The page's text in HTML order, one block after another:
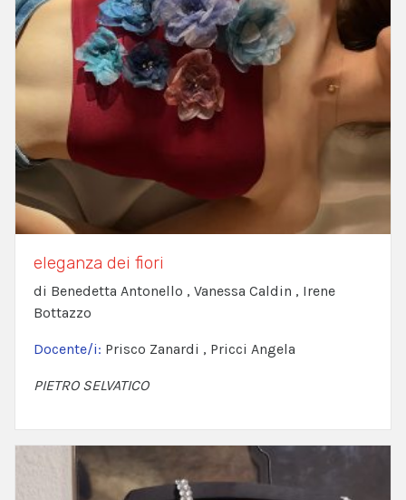
eleganza dei fiori
di Benedetta Antonello , Vanessa Caldin , Irene
Bottazzo
Docente/i: Prisco Zanardi , Pricci Angela
PIETRO SELVATICO